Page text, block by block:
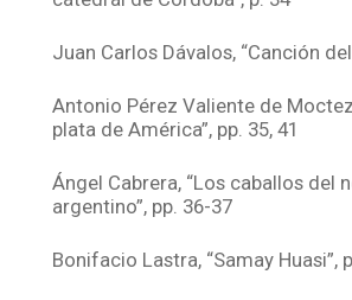
Juan Carlos Dávalos, “Canción
Antonio Pérez Valiente de
plata de América”, pp. 35, 41
Ángel Cabrera, “Los caballos del
argentino”, pp. 36-37
Bonifacio Lastra, “Samay Huasi”,